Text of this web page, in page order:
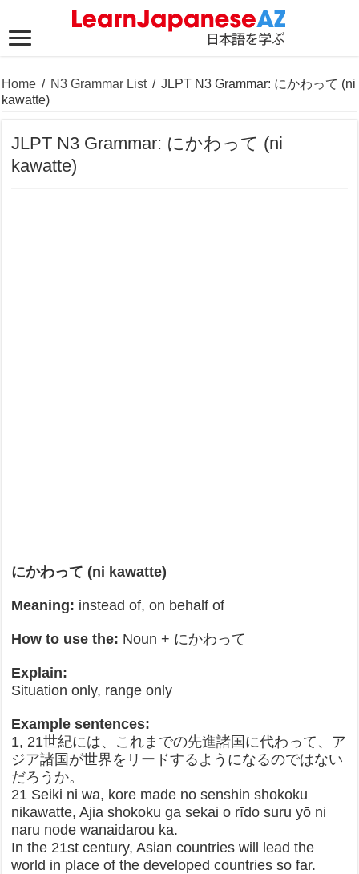
Home / N3 Grammar List / JLPT N3 Grammar: にかわって (ni
kawatte)
JLPT N3 Grammar: にかわって (ni
kawatte)
にかわって (ni kawatte)
Meaning: instead of, on behalf of
How to use the: Noun + にかわって
Explain:
Situation only, range only
Example sentences:
1, 21世紀には、これまでの先進諸国に代わって、ア
ジア諸国が世界をリードするようになるのではない
だろうか。
21 Seiki ni wa, kore made no senshin shokoku
nikawatte, Ajia shokoku ga sekai o rīdo suru yō ni
naru node wanaidarou ka.
In the 21st century, Asian countries will lead the
world in place of the developed countries so far.